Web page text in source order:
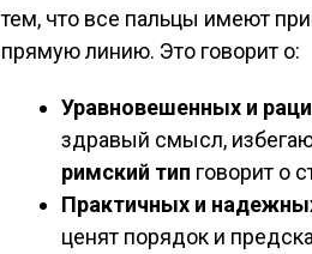
тем, что все пальцы имеют
прямую линию. Это говорит о:
Уравновешенных и
здравый смысл,
римский тип говорит о
Практичных и
ценят порядок и